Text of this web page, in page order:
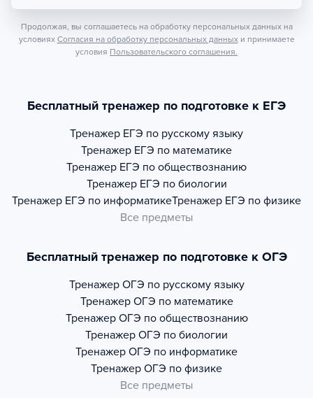
Продолжая, вы соглашаетесь на обработку персональных данных на
условиях Согласия на обработку персональных данных и принимаете
условия Пользовательского соглашения.
Бесплатный тренажер по подготовке к ЕГЭ
Тренажер ЕГЭ по русскому языку
Тренажер ЕГЭ по математике
Тренажер ЕГЭ по обществознанию
Тренажер ЕГЭ по биологии
Тренажер ЕГЭ по информатикеТренажер ЕГЭ по физике
Все предметы
Бесплатный тренажер по подготовке к ОГЭ
Тренажер ОГЭ по русскому языку
Тренажер ОГЭ по математике
Тренажер ОГЭ по обществознанию
Тренажер ОГЭ по биологии
Тренажер ОГЭ по информатике
Тренажер ОГЭ по физике
Все предметы